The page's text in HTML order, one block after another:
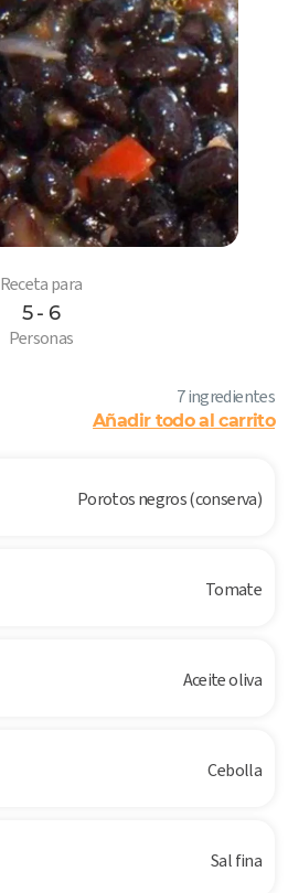
Receta para
5 - 6
Personas
7 ingredientes
Añadir todo al carrito
Porotos negros (conserva)
Tomate
Aceite oliva
Cebolla
Sal fina